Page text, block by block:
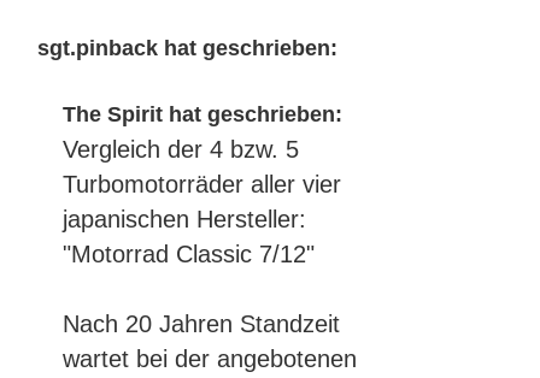
sgt.pinback hat geschrieben:
The Spirit hat geschrieben:
Vergleich der 4 bzw. 5
Turbomotorräder aller vier
japanischen Hersteller:
"Motorrad Classic 7/12"
Nach 20 Jahren Standzeit
wartet bei der angebotenen